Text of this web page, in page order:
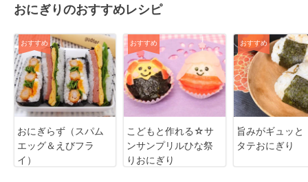
おにぎりのおすすめレシピ
おすすめ
おにぎらず（スパム
エッグ＆えびフラ
イ）
おすすめ
こどもと作れる☆サ
ンサンプリルひな祭
りおにぎり
おすすめ
旨みがギュッと
タテおにぎり